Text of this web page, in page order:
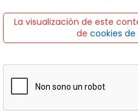
La visualización de este
de cookies